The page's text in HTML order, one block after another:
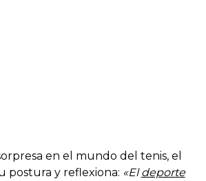
en el mundo del tenis, el
postura y reflexiona: «Eldeporte